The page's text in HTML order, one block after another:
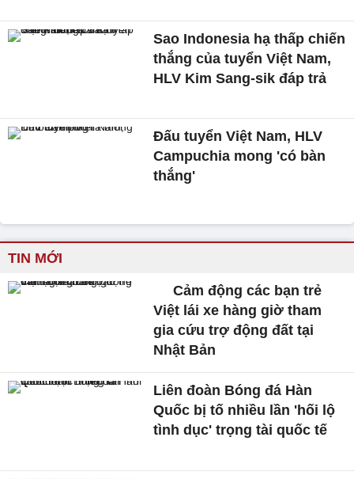
Sao Indonesia hạ thấp chiến
thắng của tuyển Việt Nam,
HLV Kim Sang-sik đáp trả
Đấu tuyển Việt Nam, HLV
Campuchia mong 'có bàn
thắng'
TIN MỚI
Cảm động các bạn trẻ
Việt lái xe hàng giờ tham
gia cứu trợ động đất tại
Nhật Bản
Liên đoàn Bóng đá Hàn
Quốc bị tố nhiều lần 'hối lộ
tình dục' trọng tài quốc tế